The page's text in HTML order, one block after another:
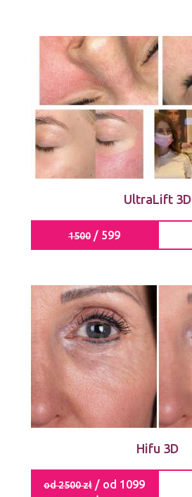
UltraLift 3D
1500 / 599
Hifu 3D
od 2500 zł / od 1099